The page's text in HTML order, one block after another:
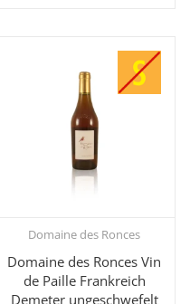
Domaine des Ronces
Domaine des Ronces Vin
de Paille Frankreich
Demeter ungeschwefelt